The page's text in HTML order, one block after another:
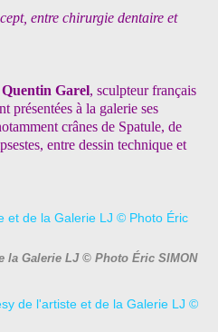
entre chirurgie dentaire et
Quentin Garel, sculpteur français
présentées à la galerie ses
crânes de Spatule, de
entre dessin technique et
la Galerie LJ © Photo Éric SIMON